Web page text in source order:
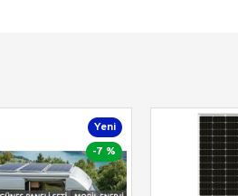
sertifikalıdır. Ayrıca VDE, HAR,
-7 %
Yeni
-7 %